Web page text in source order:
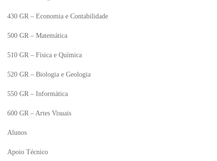
430 GR – Economia e Contabilidade
500 GR – Matemática
510 GR – Física e Química
520 GR – Biologia e Geologia
550 GR – Informática
600 GR – Artes Visuais
Alunos
Apoio Técnico